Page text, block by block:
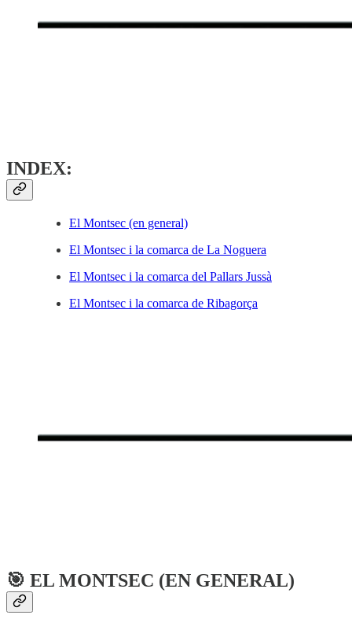
INDEX:
El Montsec (en general)
El Montsec i la comarca de La Noguera
El Montsec i la comarca del Pallars Jussà
El Montsec i la comarca de Ribagorça
🎯 EL MONTSEC (EN GENERAL)